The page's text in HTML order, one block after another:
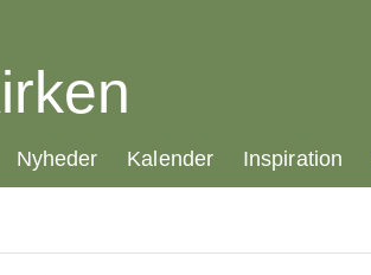
21.0:
Nyheder 22.0:
Kalender 23.0:
Inspiration